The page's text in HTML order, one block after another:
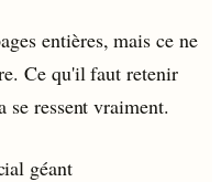
entières, mais ce ne
Ce qu'il faut retenir
se ressent vraiment.
géant